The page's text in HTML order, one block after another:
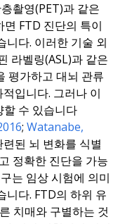
촬영(PET)과 같은
FTD 진단의 특이
니다. 이러한 기술 외
라벨링(ASL)과 같은
평가하고 대뇌 관류
입니다. 그러나 이
할 수 있습니다
; Watanabe,
된 뇌 변화를 식별
정확한 진단을 가능
는 임상 시험에 의미
니다. FTD의 하위 유
치매와 구별하는 것